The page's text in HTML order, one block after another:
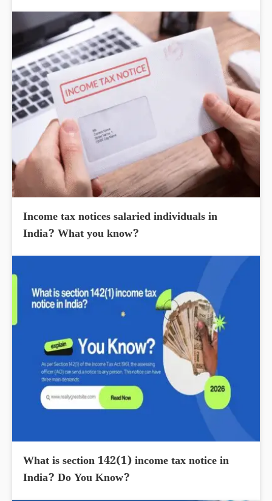
Income tax notices salaried individuals in
India? What you know?
What is section 142(1) income tax notice in
India? Do You Know?